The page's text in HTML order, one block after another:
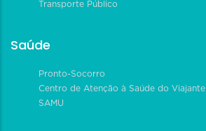
Transporte Público
Saúde
Pronto-Socorro
Centro de Atenção à Saúde do Viajante
SAMU